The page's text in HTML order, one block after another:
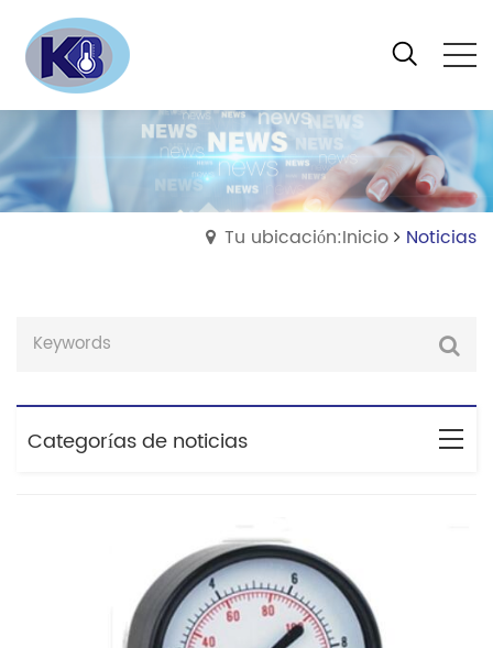
Tu ubicación:Inicio Noticias
Categorías de noticias